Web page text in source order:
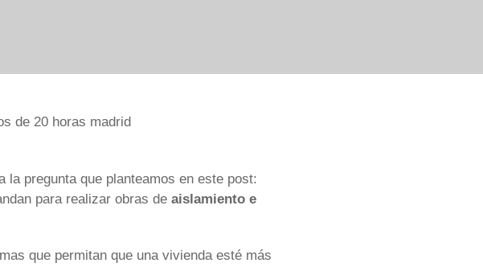
pregunta que planteamos en este post:
para realizar obras de aislamiento e
que permitan que una vivienda esté más